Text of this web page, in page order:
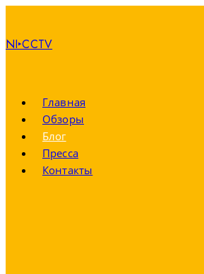
NI‣CCTV
Главная
Обзоры
Блог
Пресса
Контакты